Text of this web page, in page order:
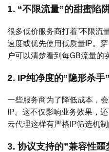
1. “不限流量”的甜蜜陷
很多低价服务商打着”不限流
速度或优先使用低质量IP。
户可以清楚看到每GB流量的
2. IP纯净度的”隐形杀手”
一些服务商为了降低成本，
IP。这不仅影响业务效果，
云代理这样有严格IP筛选机制
3. 协议支持的”兼容性噩